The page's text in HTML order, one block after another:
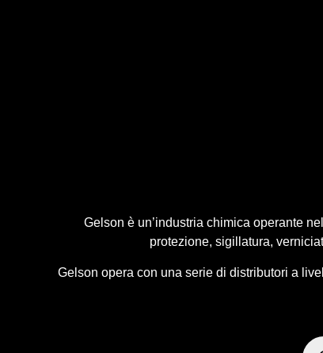
Gelson è un’industria chimica operante
protezione, sigillatura,
Gelson opera con una serie di distributori a